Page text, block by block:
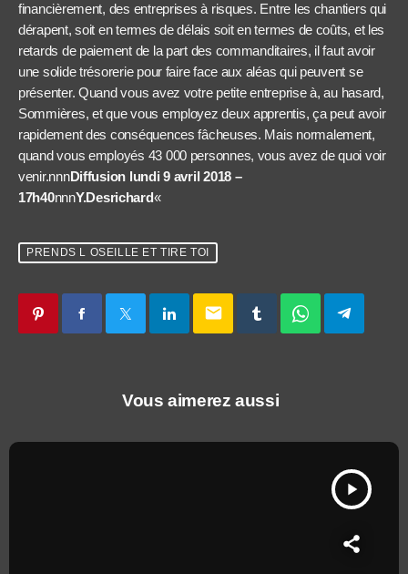
financièrement, des entreprises à risques. Entre les chantiers qui
dérapent, soit en termes de délais soit en termes de coûts, et les
retards de paiement de la part des commanditaires, il faut avoir
une solide trésorerie pour faire face aux aléas qui peuvent se
présenter. Quand vous avez votre petite entreprise à, au hasard,
Sommières, et que vous employez deux apprentis, ça peut avoir
rapidement des conséquences fâcheuses. Mais normalement,
quand vous employés 43 000 personnes, vous avez de quoi voir
venir.nnnDiffusion lundi 9 avril 2018 –
17h40nnnY.Desrichard«
PRENDS L OSEILLE ET TIRE TOI
email
Vous aimerez aussi
play_arrow